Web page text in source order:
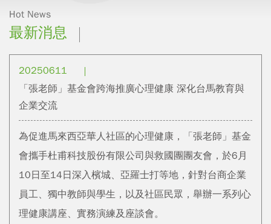
Hot News
最新消息
20250611
「張老師」基金會跨海推廣心理健康 深化台馬教育與
企業交流
為促進馬來西亞華人社區的心理健康，「張老師」基金
會攜手杜甫科技股份有限公司與救國團團友會，於6月
10日至14日深入檳城、亞羅士打等地，針對台商企業
員工、獨中教師與學生，以及社區民眾，舉辦一系列心
理健康講座、實務演練及座談會。